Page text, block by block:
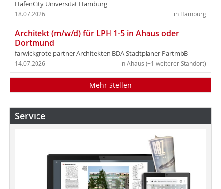
HafenCity Universität Hamburg
in Hamburg
18.07.2026
Architekt (m/w/d) für LPH 1-5 in Ahaus oder
Dortmund
farwickgrote partner Architekten BDA Stadtplaner PartmbB
in Ahaus (+1 weiterer Standort)
14.07.2026
Mehr Stellen
Service